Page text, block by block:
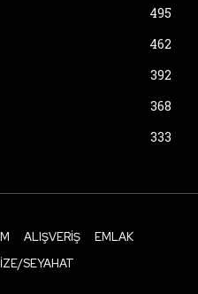
495
462
392
368
333
ALIŞVERIŞ
EMLAK
SEYAHAT